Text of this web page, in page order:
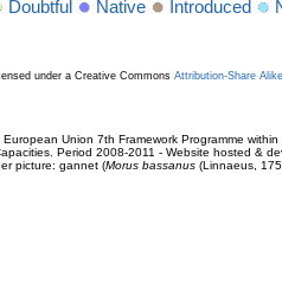
Doubtful Native Introduced
under a Creative Commons Attribution-Share
Union 7th Framework Programme
Period 2008-2011 - Website hosted &
picture: gannet (Morus bassanus(Linnaeus,